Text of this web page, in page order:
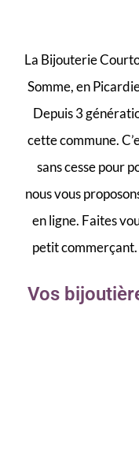
La Bijouterie
Somme, en
Depuis 3
cette commune.
sans cesse pour
nous vous
en ligne. Faites
petit
Vos